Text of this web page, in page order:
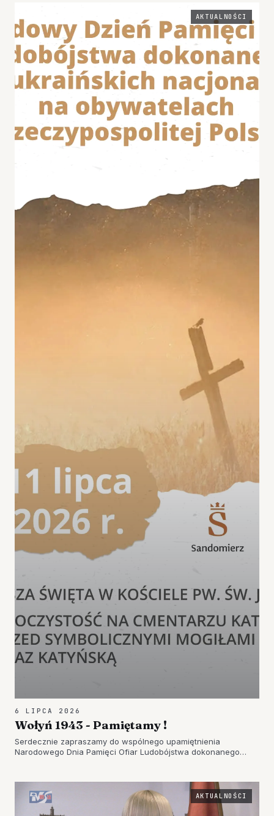
AKTUALNOŚCI
6 LIPCA 2026
Wołyń 1943 - Pamiętamy !
Serdecznie zapraszamy do wspólnego upamiętnienia
Narodowego Dnia Pamięci Ofiar Ludobójstwa dokonanego
AKTUALNOŚCI